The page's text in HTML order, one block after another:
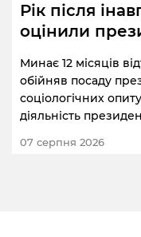
Рік після
оцінили
Минає 12 місяців
обійняв посаду
соціологічних
діяльність
07 серпня 2026